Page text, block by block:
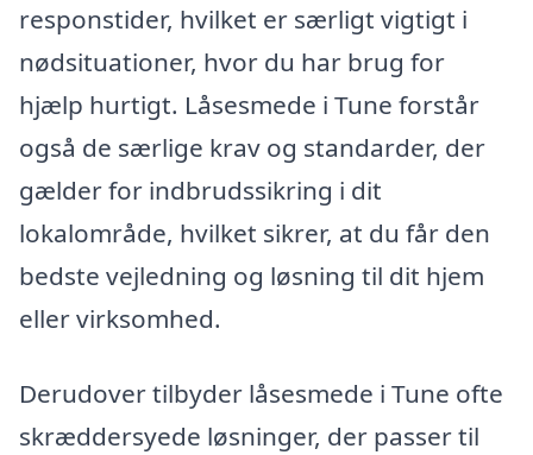
responstider, hvilket er særligt vigtigt i
nødsituationer, hvor du har brug for
hjælp hurtigt. Låsesmede i Tune forstår
også de særlige krav og standarder, der
gælder for indbrudssikring i dit
lokalområde, hvilket sikrer, at du får den
bedste vejledning og løsning til dit hjem
eller virksomhed.
Derudover tilbyder låsesmede i Tune ofte
skræddersyede løsninger, der passer til